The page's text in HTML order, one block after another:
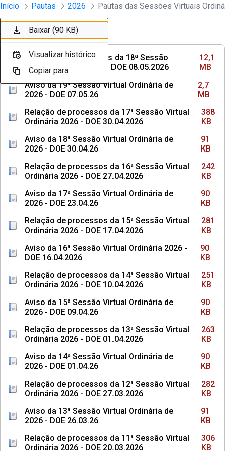
Pular para o Conteúdo principal
Sessões e Reuniões - Documentos
Início Pautas 2026
Ordenar Filtro
Relações de processos da 18ª Sessão
Virtual Ordinária 2026 - DOE 08.05.2026
12,1
MB
Aviso da 19ª Sessão Virtual Ordinária de
2026 - DOE 07.05.26
2,7
MB
Relação de processos da 17ª Sessão Virtual
Ordinária 2026 - DOE 30.04.2026
388
KB
Aviso da 18ª Sessão Virtual Ordinária de
2026 - DOE 30.04.26
91
KB
Relação de processos da 16ª Sessão Virtual
Ordinária 2026 - DOE 27.04.2026
242
KB
Aviso da 17ª Sessão Virtual Ordinária de
2026 - DOE 23.04.26
90
KB
Relação de processos da 15ª Sessão Virtual
Ordinária 2026 - DOE 17.04.2026
281
KB
Aviso da 16ª Sessão Virtual Ordinária 2026 -
DOE 16.04.2026
90
KB
Relação de processos da 14ª Sessão Virtual
Ordinária 2026 - DOE 10.04.2026
251
KB
Aviso da 15ª Sessão Virtual Ordinária de
2026 - DOE 09.04.26
90
KB
Relação de processos da 13ª Sessão Virtual
Ordinária 2026 - DOE 01.04.2026
263
KB
Aviso da 14ª Sessão Virtual Ordinária de
2026 - DOE 01.04.26
90
KB
Relação de processos da 12ª Sessão Virtual
Ordinária 2026 - DOE 27.03.2026
282
KB
Aviso da 13ª Sessão Virtual Ordinária de
2026 - DOE 26.03.26
91
KB
Relação de processos da 11ª Sessão Virtual
Ordinária 2026 - DOE 20.03.2026
306
KB
Baixar (12,1 MB)
Visualizar histórico
Copiar para
Baixar (2,7 MB)
Visualizar histórico
Copiar para
Baixar (388 KB)
Visualizar histórico
Copiar para
Baixar (91 KB)
Visualizar histórico
Copiar para
Baixar (242 KB)
Visualizar histórico
Copiar para
Baixar (90 KB)
Visualizar histórico
Copiar para
Baixar (281 KB)
Visualizar histórico
Copiar para
Baixar (90 KB)
Visualizar histórico
Copiar para
Baixar (251 KB)
Visualizar histórico
Copiar para
Baixar (90 KB)
Visualizar histórico
Copiar para